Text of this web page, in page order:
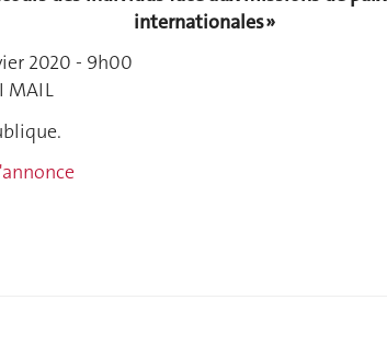
internationales »
2020 - 9h00
MAIL